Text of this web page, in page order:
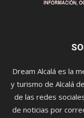
Dream Alcalá es la
y turismo de Alcalá
de las redes
de noticias por